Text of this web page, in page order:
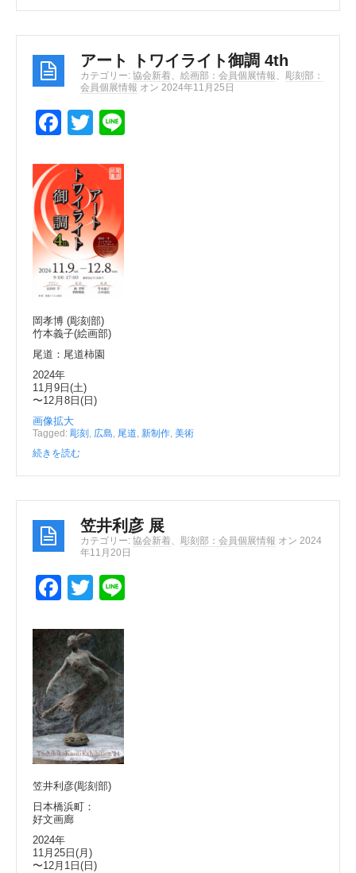
アート トワイライト御調 4th
カテゴリー: 協会新着、 絵画部：会員個展情報、 彫刻部：
会員個展情報 オン 2024年11月25日
F
c
e
b
o
o
k
T
tt
er
岡孝博 (彫刻部)
竹本義子(絵画部)
尾道：尾道柿園
2024年
11月9日(土)
〜12月8日(日)
画像拡大
Tagged: 彫刻 , 広島, 尾道, 新制作, 美術
続きを読む
笠井利彦 展
カテゴリー: 協会新着、 彫刻部：会員個展情報 オン 2024
年11月20日
F
c
e
b
o
o
k
T
tt
er
笠井利彦(彫刻部)
日本橋浜町：
好文画廊
2024年
11月25日(月)
〜12月1日(日)